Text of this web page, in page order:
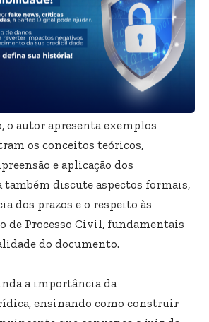
o autor apresenta exemplos
os conceitos teóricos,
e aplicação dos
também discute aspectos formais,
dos prazos e o respeito às
de Processo Civil, fundamentais
do documento.
a importância da
ensinando como construir